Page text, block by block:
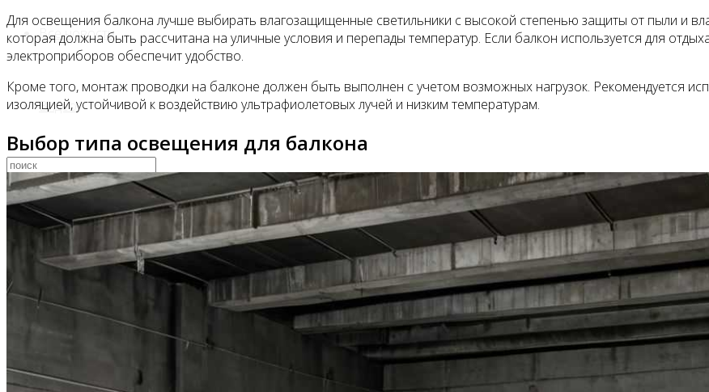
Все новости
Видео
Для освещения балкона лучше выбирать влагозащищенные светильники с высокой степенью защиты от пыли и
которая должна быть рассчитана на уличные условия и перепады температур. Если балкон используется для
электроприборов обеспечит удобство.
Кроме того, монтаж проводки на балконе должен быть выполнен с учетом возможных нагрузок. Рекомендуется
изоляцией, устойчивой к воздействию ультрафиолетовых лучей и низким температурам.
Выбор типа освещения для балкона